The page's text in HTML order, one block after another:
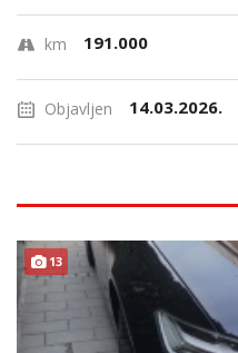
km 191.000
Objavljen 14.03.2026.
13